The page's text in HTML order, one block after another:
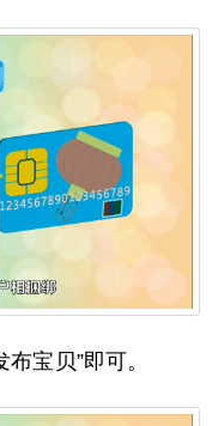
宝贝”即可。